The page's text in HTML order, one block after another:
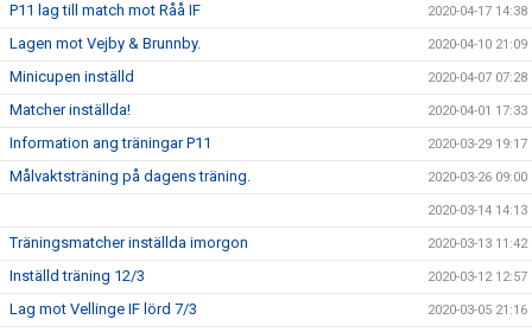
P11 lag till match mot Råå IF 2020-04-17 14:38
Lagen mot Vejby & Brunnby. 2020-04-10 21:09
Minicupen inställd 2020-04-07 07:28
Matcher inställda! 2020-04-01 17:33
Information ang träningar P11 2020-03-29 19:17
Målvaktsträning på dagens träning. 2020-03-26 09:00
2020-03-14 14:13
Träningsmatcher inställda imorgon 2020-03-13 11:42
Inställd träning 12/3 2020-03-12 12:57
Lag mot Vellinge IF lörd 7/3 2020-03-05 21:16